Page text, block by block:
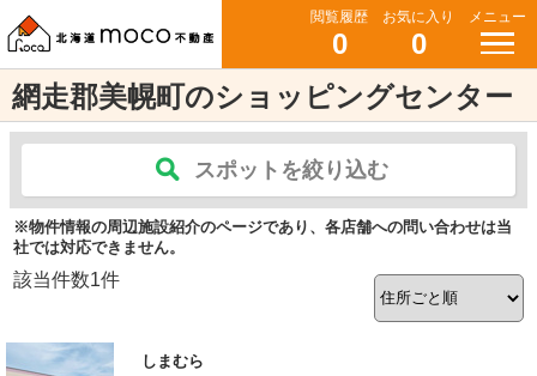
閲覧履歴
0
お気に入り
0
メニュー
網走郡美幌町のショッピングセンター
スポットを絞り込む
※物件情報の周辺施設紹介のページであり、各店舗への問い合わせは当
社では対応できません。
該当件数1件
しまむら